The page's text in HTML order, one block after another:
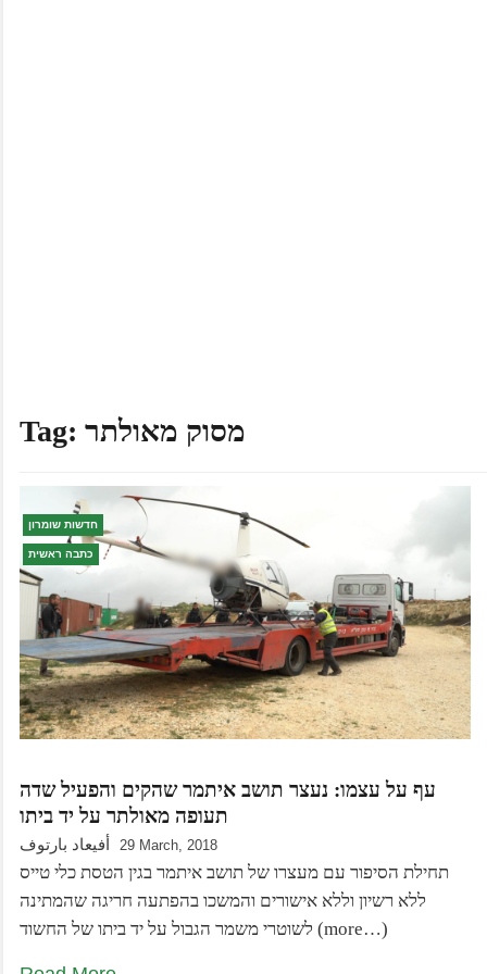
Tag: מסוק מאולתר
חדשות שומרון
כתבה ראשית
עף על עצמו: נעצר תושב איתמר שהקים והפעיל שדה
תעופה מאולתר על יד ביתו
أفيعاد بارتوف 29 March, 2018
תחילת הסיפור עם מעצרו של תושב איתמר בגין הטסת כלי טייס
ללא רשיון וללא אישורים והמשכו בהפתעה חריגה שהמתינה
לשוטרי משמר הגבול על יד ביתו של החשוד (more…)